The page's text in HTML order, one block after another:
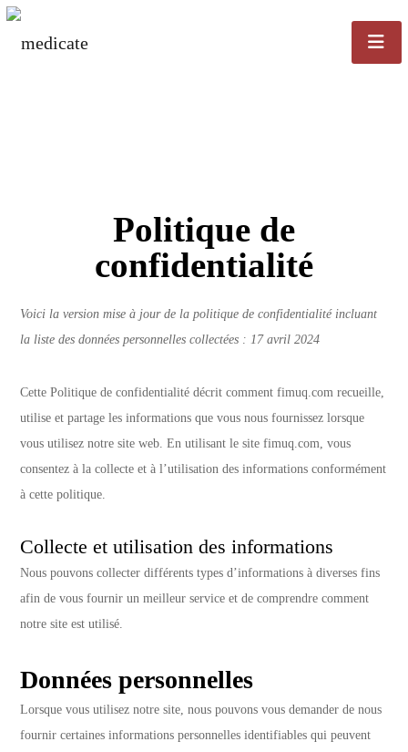
Politique de
confidentialité
Voici la version mise à jour de la politique de confidentialité incluant
la liste des données personnelles collectées : 17 avril 2024
Cette Politique de confidentialité décrit comment fimuq.com recueille,
utilise et partage les informations que vous nous fournissez lorsque
vous utilisez notre site web. En utilisant le site fimuq.com, vous
consentez à la collecte et à l’utilisation des informations conformément
à cette politique.
Collecte et utilisation des informations
Nous pouvons collecter différents types d’informations à diverses fins
afin de vous fournir un meilleur service et de comprendre comment
notre site est utilisé.
Données personnelles
Lorsque vous utilisez notre site, nous pouvons vous demander de nous
fournir certaines informations personnelles identifiables qui peuvent